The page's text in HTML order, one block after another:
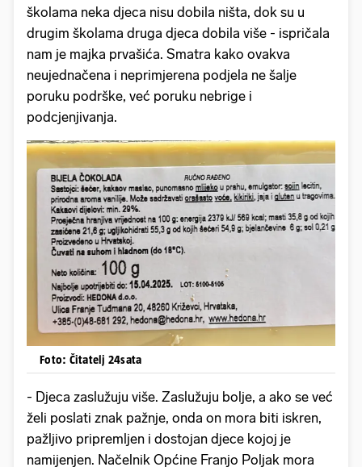
školama neka djeca nisu dobila ništa, dok su u
drugim školama druga djeca dobila više - ispričala
nam je majka prvašića. Smatra kako ovakva
neujednačena i neprimjerena podjela ne šalje
poruku podrške, već poruku nebrige i
podcjenjivanja.
Foto: Čitatelj 24sata
- Djeca zaslužuju više. Zaslužuju bolje, a ako se već
želi poslati znak pažnje, onda on mora biti iskren,
pažljivo pripremljen i dostojan djece kojoj je
namijenjen. Načelnik Općine Franjo Poljak mora